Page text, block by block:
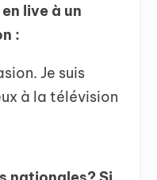
live à un
:
Je suis
à la télévision